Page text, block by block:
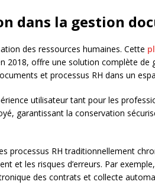
dans la gestion
des ressources humaines. Cette
2018, offre une solution complète
et processus RH dans un
utilisateur tant pour les
garantissant la conservation
processus RH traditionnellement
les risques d’erreurs. Par exemple,
des contrats et collecte